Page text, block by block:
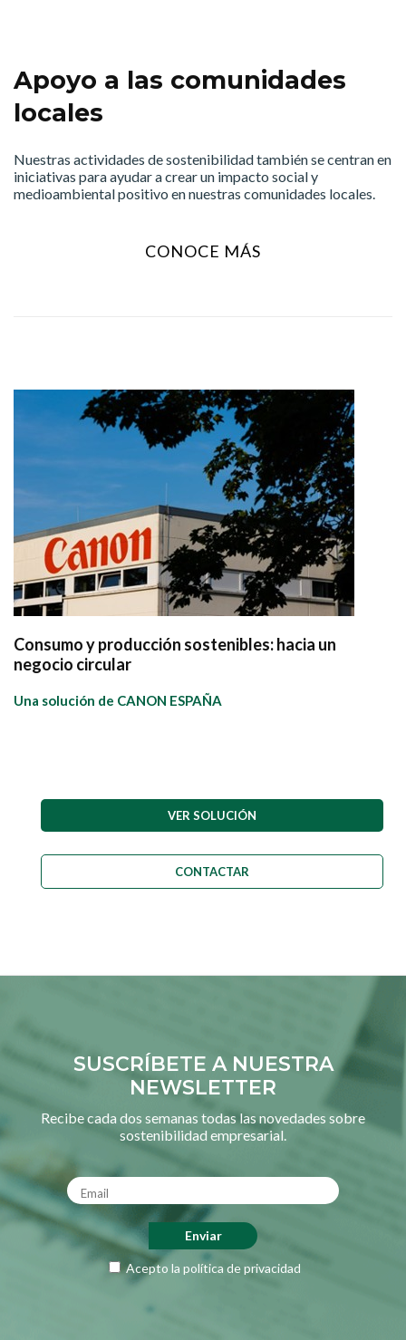
Apoyo a las comunidades
locales
Nuestras actividades de sostenibilidad también se centran en
iniciativas para ayudar a crear un impacto social y
medioambiental positivo en nuestras comunidades locales.
CONOCE MÁS
Consumo y producción sostenibles: hacia un
negocio circular
Una solución de CANON ESPAÑA
VER SOLUCIÓN
CONTACTAR
SUSCRÍBETE A NUESTRA
NEWSLETTER
Recibe cada dos semanas todas las novedades sobre
sostenibilidad empresarial.
Acepto la política de privacidad